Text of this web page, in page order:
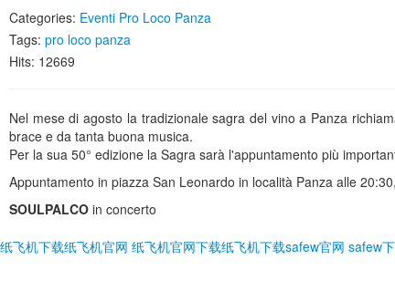
Categories: Eventi Pro Loco Panza
Tags: pro loco panza
Hits: 12669
Nel mese di agosto la tradizionale sagra del vino a Panza
brace e da tanta buona musica.
Per la sua 50° edizione la Sagra sarà l'appuntamento più
Appuntamento in piazza San Leonardo in località Panza alle
SOULPALCO in concerto
纸飞机下载纸飞机官网 纸飞机官网下载纸飞机下载safew官网 safew